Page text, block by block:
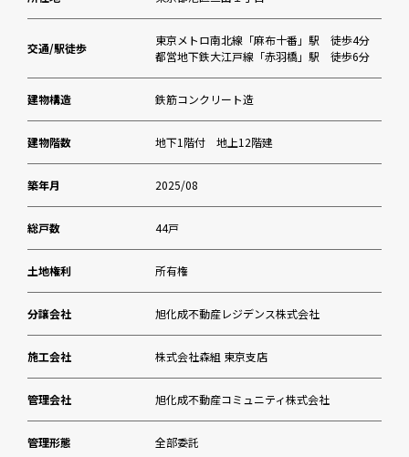
交通/駅徒歩
東京メトロ南北線「麻布十番」駅 徒歩4分
都営地下鉄大江戸線「赤羽橋」駅 徒歩6分
建物構造 鉄筋コンクリート造
建物階数 地下1階付 地上12階建
築年月 2025/08
総戸数 44戸
土地権利 所有権
分譲会社 旭化成不動産レジデンス株式会社
施工会社 株式会社森組 東京支店
管理会社 旭化成不動産コミュニティ株式会社
管理形態 全部委託